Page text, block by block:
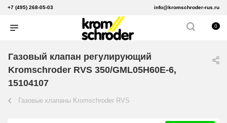
+7 (495) 268-05-03 info@kromschroder-rus.ru
0
Газовый клапан регулирующий
Kromschroder RVS 350/GML05H60E-6,
15104107
Газовые клапаны Kromschroder RVS